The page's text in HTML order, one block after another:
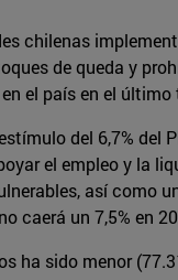
chilenas
de queda y
el país en el
del 6,7%
el empleo y la
así como
caerá un 7,5% en
ha sido menor